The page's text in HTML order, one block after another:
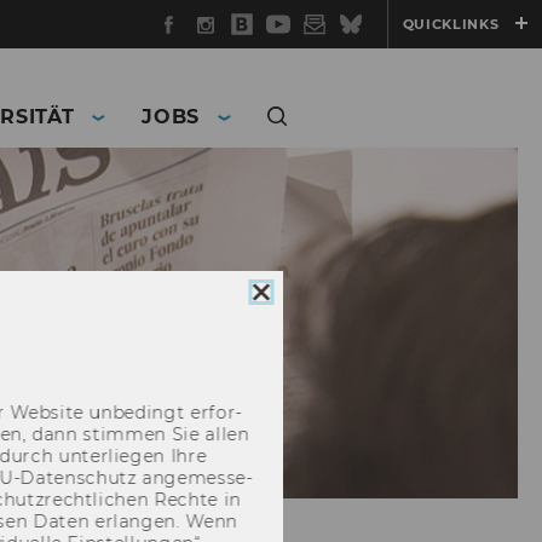
Facebook
Instagram
WU
Blog
YouTube
Newsletter
BlueskyQUICKLINKS
JOBS
Cookie
Web­site un­be­dingt er­for­
dann stim­men Sie allen
un­ter­lie­gen Ihre
​Datenschutz an­ge­mes­se­
Rech­te in
Daten er­lan­gen. Wenn